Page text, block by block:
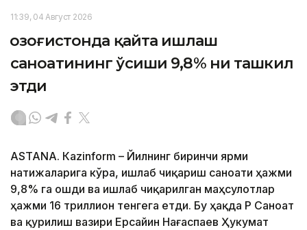
11:39, 04 Август 2026
Қозоғистонда қайта ишлаш
саноатининг ўсиши 9,8% ни ташкил
этди
ASTANА. Кazinform – Йилнинг биринчи ярми
натижаларига кўра, ишлаб чиқариш саноати ҳажми
9,8% га ошди ва ишлаб чиқарилган маҳсулотлар
ҳажми 16 триллион тенгега етди. Бу ҳақда ҚР Саноат
ва қурилиш вазири Ерсайин Нағаспаев Ҳукумат